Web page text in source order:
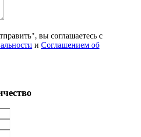
вы соглашаетесь с
и Соглашением об